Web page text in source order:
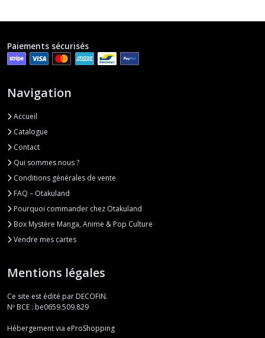
Paiements sécurisés
Navigation
Accueil
Catalogue
Contact
Qui sommes nous ?
Conditions générales de vente
FAQ – Otakuland
Pourquoi commander chez Otakuland
Box Mystère Manga, Anime & Pop Culture
Vendre mes cartes
Mentions légales
Ce site est édité par DECOFIN.
Nº BCE : be0659.509.829
Hébergement via eProShopping